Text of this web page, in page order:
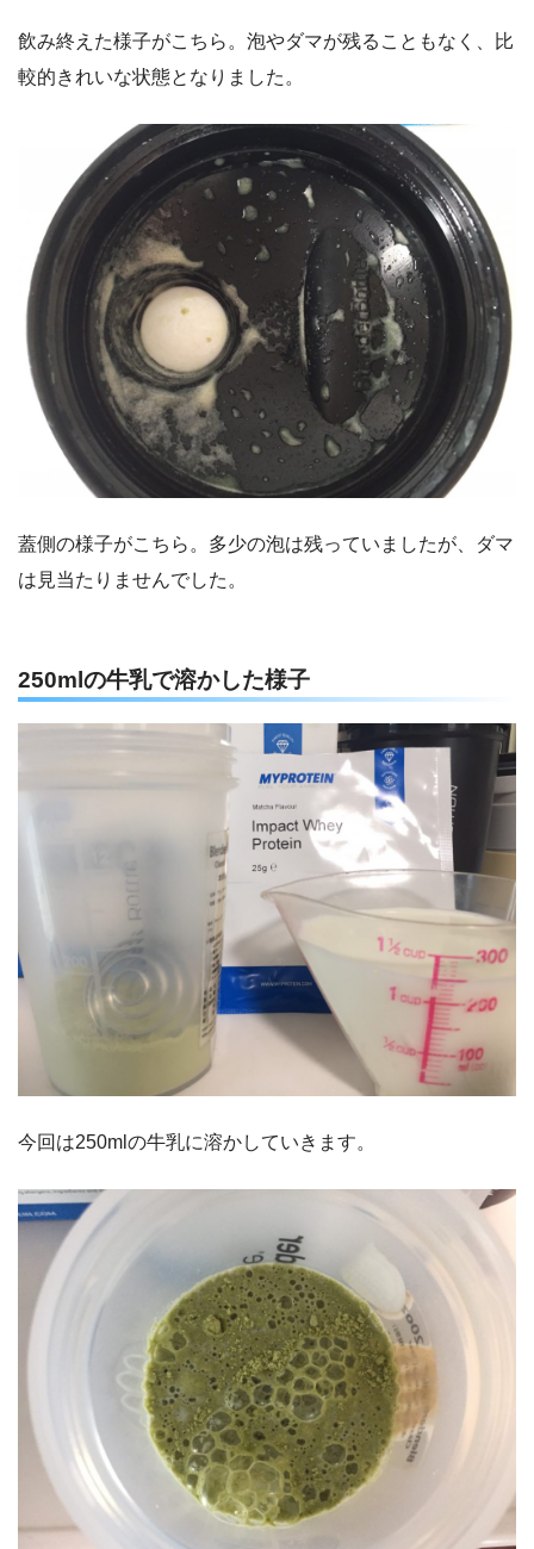
飲み終えた様子がこちら。泡やダマが残ることもなく、比
較的きれいな状態となりました。
蓋側の様子がこちら。多少の泡は残っていましたが、ダマ
は見当たりませんでした。
250mlの牛乳で溶かした様子
今回は250mlの牛乳に溶かしていきます。